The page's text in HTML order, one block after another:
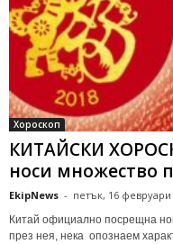
Хороскоп
КИТАЙСКИ
носи множество
EkipNews - петък, 16 февруари
Китай официално посрещна
през нея, нека опознаем